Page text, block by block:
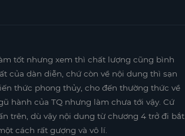
tốt nhưng xem thì chất lượng cũng bình
của dàn diễn, chứ còn về nội dung thì sạn
thức phong thủy, cho đến thường thức về
hành của TQ nhưng làm chưa tới vậy. Cứ
trên, dù vậy nội dung từ chương 4 trở đi bắt
cách rất gượng và vô lí.